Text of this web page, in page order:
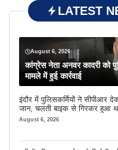
LATEST
August 6, 2026
कांग्रेस नेता अनवर कादरी को
मामले में हुई कार्रवाई
इंदौर में पुलिसकर्मियों ने सीपीआर
जान, चलती बाइक से गिरकर हुआ
August 6, 2026